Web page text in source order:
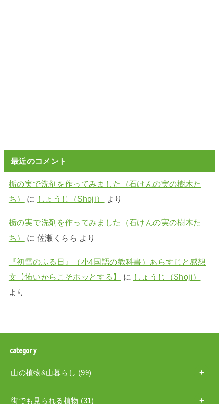
最近のコメント
栃の実で洗剤を作ってみました（石けんの実の樹木た
ち）
に しょうじ（Shoji） より
栃の実で洗剤を作ってみました（石けんの実の樹木た
ち）
に 佐瀬くらら より
『初雪のふる日』（小4国語の教科書）あらすじと感想
文【怖いからこそホッとする】
に しょうじ（Shoji）
より
category
山の植物&山暮らし (99)
街でも見られる植物 (31)